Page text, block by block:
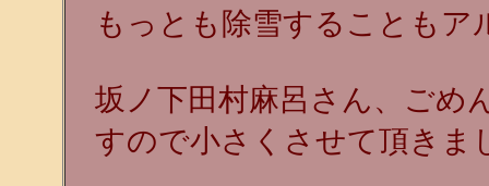
もっとも除雪することもア
坂ノ下田村麻呂さん、ごめ
すので小さくさせて頂きま